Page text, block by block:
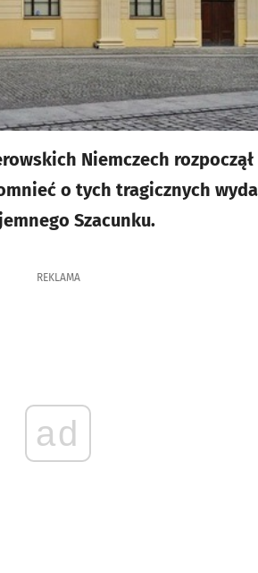
Niemczech
o tych tragicznych
Szacunku.
REKLAMA
ad